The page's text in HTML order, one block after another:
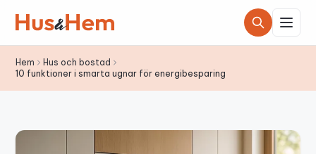
Hem
Hus och bostad
10 funktioner i smarta ugnar för energibesparing